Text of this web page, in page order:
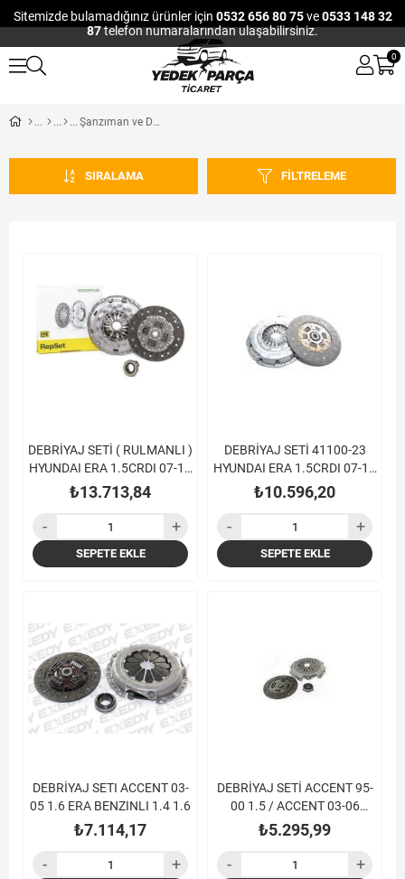
Sitemizde bulamadığınız ürünler için 0532 656 80 75ve0533 148 32
87telefon numaralarından ulaşabilirsiniz.
0
Şanzıman ve Debriyaj
FILTRELEME
SIRALAMA
DEBRİYAJ SETİ ( RULMANLI )
HYUNDAI ERA 1.5CRDI 07-11
/ KIA CERATO 1.5-1.6CRDI
04- / KIA RIO 1.5CRDI 05-
₺13.713,84
SEPETE EKLE
DEBRİYAJ SETİ 41100-23
HYUNDAI ERA 1.5CRDI 07-11
/ KIA CERATO 1.5-1.6CRDI /
KIA RIO 1.5CRDI
₺10.596,20
SEPETE EKLE
DEBRİYAJ SETI ACCENT 03-
05 1.6 ERA BENZINLI 1.4 1.6
₺7.114,17
DEBRİYAJ SETİ ACCENT 95-
00 1.5 / ACCENT 03-06
ADMIRE 1.3/ GETZ 03-05 1.3
RULMANLI
₺5.295,99